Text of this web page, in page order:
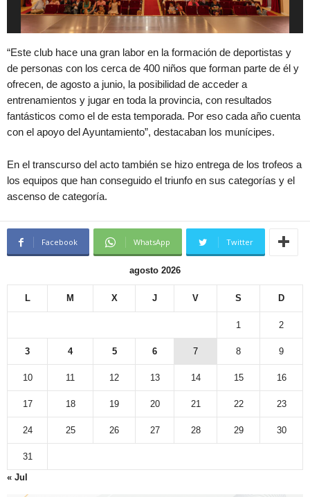
“Este club hace una gran labor en la formación de deportistas y
de personas con los cerca de 400 niños que forman parte de él y
ofrecen, de agosto a junio, la posibilidad de acceder a
entrenamientos y jugar en toda la provincia, con resultados
fantásticos como el de esta temporada. Por eso cada año cuenta
con el apoyo del Ayuntamiento”, destacaban los munícipes.
En el transcurso del acto también se hizo entrega de los trofeos a
los equipos que han conseguido el triunfo en sus categorías y el
ascenso de categoría.
Facebook WhatsApp Twitter
agosto 2026
L M X J V S D
1 2
3 4 5 6 7 8 9
10 11 12 13 14 15 16
17 18 19 20 21 22 23
24 25 26 27 28 29 30
31
« Jul